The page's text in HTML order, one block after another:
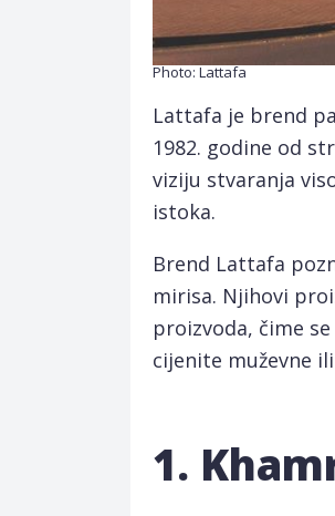
Photo: Lattafa
Lattafa je brend
1982. godine od
viziju stvaranja
istoka.
Brend Lattafa
mirisa. Njihovi
proizvoda, čime
cijenite muževne
1.